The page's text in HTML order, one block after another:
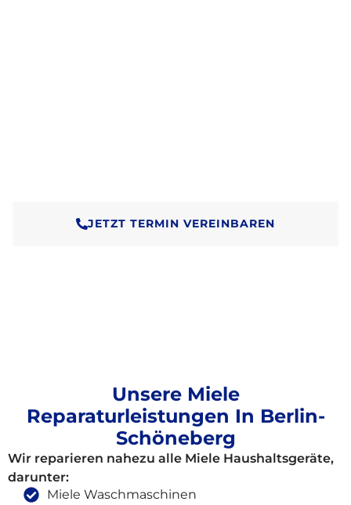
JETZT TERMIN VEREINBAREN
Unsere Miele
Reparaturleistungen In Berlin-
Schöneberg
Wir reparieren nahezu alle Miele Haushaltsgeräte,
darunter:
Miele Waschmaschinen